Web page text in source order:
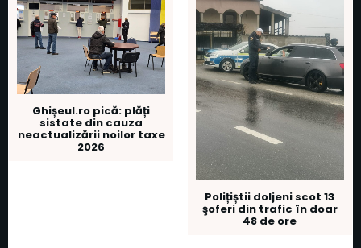
Ghișeul.ro pică: plăți
sistate din cauza
neactualizării noilor taxe
2026
Polițiștii doljeni scot 13
şoferi din trafic în doar
48 de ore